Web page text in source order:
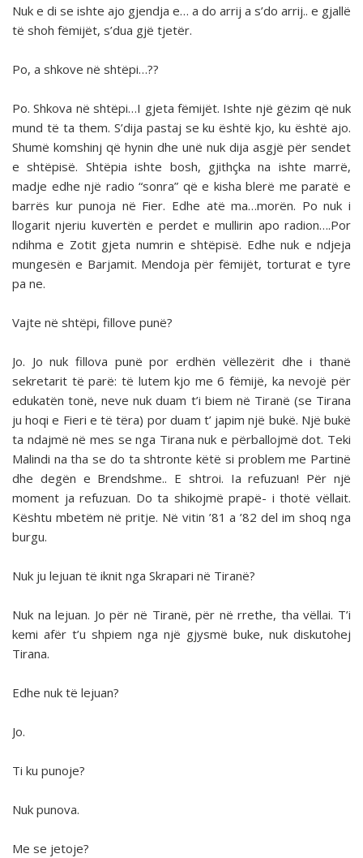
Nuk e di se ishte ajo gjendja e… a do arrij a s’do arrij.. e gjallë
të shoh fëmijët, s’dua gjë tjetër.
Po, a shkove në shtëpi…??
Po. Shkova në shtëpi…I gjeta fëmijët. Ishte një gëzim që nuk
mund të ta them. S’dija pastaj se ku është kjo, ku është ajo.
Shumë komshinj që hynin dhe unë nuk dija asgjë për sendet
e shtëpisë. Shtëpia ishte bosh, gjithçka na ishte marrë,
madje edhe një radio “sonra” që e kisha blerë me paratë e
barrës kur punoja në Fier. Edhe atë ma…morën. Po nuk i
llogarit njeriu kuvertën e perdet e mullirin apo radion….Por
ndihma e Zotit gjeta numrin e shtëpisë. Edhe nuk e ndjeja
mungesën e Barjamit. Mendoja për fëmijët, torturat e tyre
pa ne.
Vajte në shtëpi, fillove punë?
Jo. Jo nuk fillova punë por erdhën vëllezërit dhe i thanë
sekretarit të parë: të lutem kjo me 6 fëmijë, ka nevojë për
edukatën tonë, neve nuk duam t’i biem në Tiranë (se Tirana
ju hoqi e Fieri e të tëra) por duam t’ japim një bukë. Një bukë
ta ndajmë në mes se nga Tirana nuk e përballojmë dot. Teki
Malindi na tha se do ta shtronte këtë si problem me Partinë
dhe degën e Brendshme.. E shtroi. Ia refuzuan! Për një
moment ja refuzuan. Do ta shikojmë prapë- i thotë vëllait.
Kështu mbetëm në pritje. Në vitin ’81 a ’82 del im shoq nga
burgu.
Nuk ju lejuan të iknit nga Skrapari në Tiranë?
Nuk na lejuan. Jo për në Tiranë, për në rrethe, tha vëllai. T’i
kemi afër t’u shpiem nga një gjysmë buke, nuk diskutohej
Tirana.
Edhe nuk të lejuan?
Jo.
Ti ku punoje?
Nuk punova.
Me se jetoje?